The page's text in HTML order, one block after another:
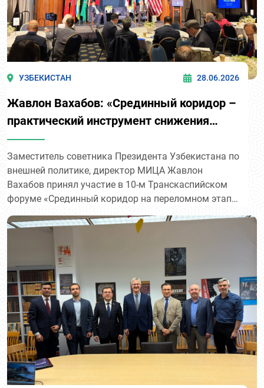
УЗБЕКИСТАН 28.06.2026
Жавлон Вахабов: «Срединный коридор –
практический инструмент снижения
издержек и повышения
конкурентоспособности для
Узбекистана»
Заместитель советника Президента Узбекистана по
внешней политике, директор МИЦА Жавлон
Вахабов принял участие в 10-м Транскаспийском
форуме «Срединный коридор на переломном этапе:
региона», организованном Центром каспийской